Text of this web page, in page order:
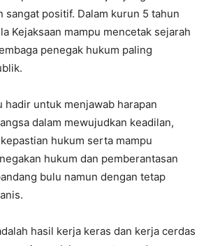
sangat positif. Dalam kurun 5 tahun
Kejaksaan mampu mencetak sejarah
penegak hukum paling
hadir untuk menjawab harapan
dalam mewujudkan keadilan,
hukum serta mampu
hukum dan pemberantasan
bulu namun dengan tetap
hasil kerja keras dan kerja cerdas